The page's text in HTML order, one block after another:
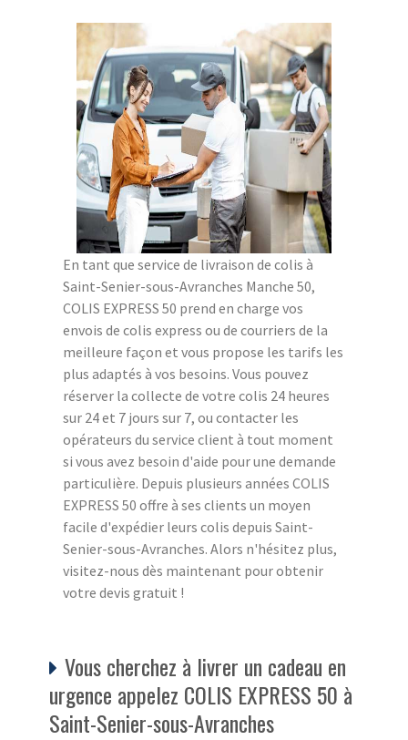
En tant que service de livraison de colis à
Saint-Senier-sous-Avranches Manche 50,
COLIS EXPRESS 50 prend en charge vos
envois de colis express ou de courriers de la
meilleure façon et vous propose les tarifs les
plus adaptés à vos besoins. Vous pouvez
réserver la collecte de votre colis 24 heures
sur 24 et 7 jours sur 7, ou contacter les
opérateurs du service client à tout moment
si vous avez besoin d'aide pour une demande
particulière. Depuis plusieurs années COLIS
EXPRESS 50 offre à ses clients un moyen
facile d'expédier leurs colis depuis Saint-
Senier-sous-Avranches. Alors n'hésitez plus,
visitez-nous dès maintenant pour obtenir
votre devis gratuit !
Vous cherchez à livrer un cadeau en
urgence appelez COLIS EXPRESS 50 à
Saint-Senier-sous-Avranches